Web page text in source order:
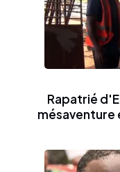
Rapatrié
mésaventure